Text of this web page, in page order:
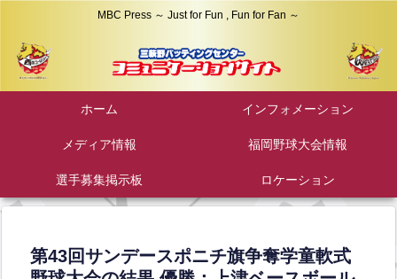
MBC Press ～ Just for Fun , Fun for Fan ～
ホーム インフォメーション
メディア情報 福岡野球大会情報
選手募集掲示板 ロケーション
第43回サンデースポニチ旗争奪学童軟式